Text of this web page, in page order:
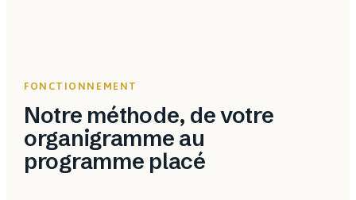
FONCTIONNEMENT
Notre méthode, de votre
organigramme au
programme placé